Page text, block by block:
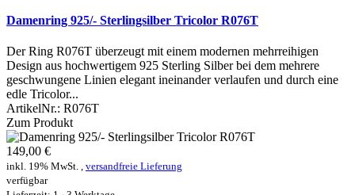
Damenring 925/- Sterlingsilber Tricolor R076T
Der Ring R076T überzeugt mit einem modernen mehrreihigen
Design aus hochwertigem 925 Sterling Silber bei dem mehrere
geschwungene Linien elegant ineinander verlaufen und durch eine
edle Tricolor...
ArtikelNr.: R076T
Zum Produkt
149,00 €
inkl. 19% MwSt. , versandfreie Lieferung
verfügbar